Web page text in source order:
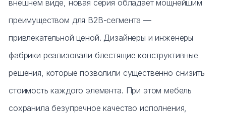
внешнем виде, новая серия обладает мощнейшим
преимуществом для B2B-сегмента —
привлекательной ценой. Дизайнеры и инженеры
фабрики реализовали блестящие конструктивные
решения, которые позволили существенно снизить
стоимость каждого элемента. При этом мебель
сохранила безупречное качество исполнения,